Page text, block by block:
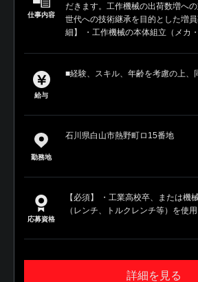
仕事内容
だきます。工作機械の出荷数増へ
世代への技術継承を目的とした増
細】 ・工作機械の本体組立（メカ
給与
■経験、スキル、年齢を考慮の上、
勤務地
石川県白山市熱野町ロ15番地
応募資格
【必須】 ・工業高校卒、または機
（レンチ、トルクレンチ等）を使
詳細を見る